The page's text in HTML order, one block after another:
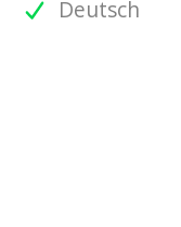
Deutsch